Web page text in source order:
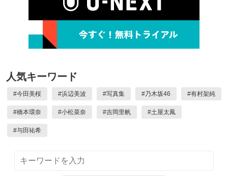
人気キーワード
#今田美桜 #浜辺美波 #写真集 #乃木坂46 #有村架純
#橋本環奈 #小松菜奈 #吉岡里帆 #土屋太鳳
#与田祐希